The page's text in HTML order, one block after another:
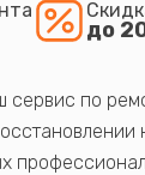
до
сервис по